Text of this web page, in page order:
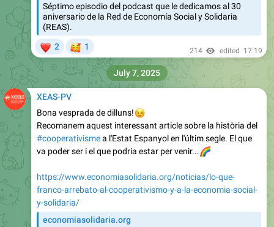
Séptimo episodio del podcast que le dedicamos al 30
aniversario de la Red de Economía Social y Solidaria
(REAS).
2 1 214 edited 17:19
XEAS-PV
Bona vesprada de dilluns!
😉
Recomanem aquest interessant article sobre la història del
#cooperativismea l'Estat Espanyol en l'últim segle. El que
va poder ser i el que podria estar per venir...
🌈
https://www.economiasolidaria.org/noticias/lo-que-
franco-arrebato-al-cooperativismo-y-a-la-economia-social-
y-solidaria/
economiasolidaria.org
July 7, 2025